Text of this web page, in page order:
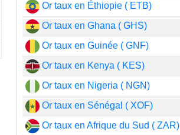
Or taux en Éthiopie ( ETB)
Or taux en Ghana ( GHS)
Or taux en Guinée ( GNF)
Or taux en Kenya ( KES)
Or taux en Nigeria ( NGN)
Or taux en Sénégal ( XOF)
Or taux en Afrique du Sud ( ZAR)